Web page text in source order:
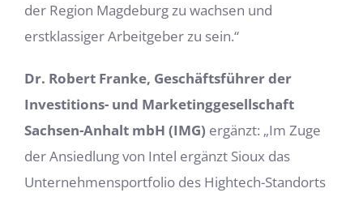
der Region Magdeburg zu wachsen und
erstklassiger Arbeitgeber zu sein.“
Dr. Robert Franke, Geschäftsführer der
Investitions- und Marketinggesellschaft
Sachsen-Anhalt mbH (IMG) ergänzt: „Im Zuge
der Ansiedlung von Intel ergänzt Sioux das
Unternehmensportfolio des Hightech-Standorts